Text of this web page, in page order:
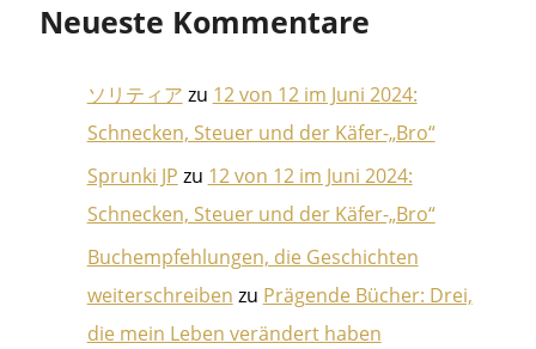
Neueste Kommentare
ソリティア zu 12 von 12 im Juni 2024:
Schnecken, Steuer und der Käfer-„Bro“
Sprunki JP zu 12 von 12 im Juni 2024:
Schnecken, Steuer und der Käfer-„Bro“
Buchempfehlungen, die Geschichten
weiterschreiben zu Prägende Bücher: Drei,
die mein Leben verändert haben